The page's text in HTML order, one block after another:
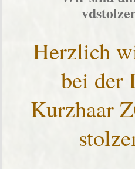
Herzlich
bei der
Kurzhaar